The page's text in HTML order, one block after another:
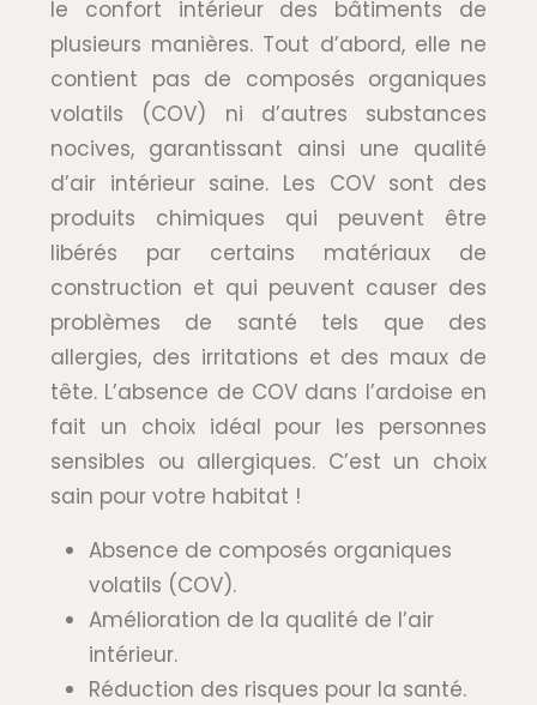
le confort intérieur des bâtiments de
plusieurs manières. Tout d’abord, elle ne
contient pas de composés organiques
volatils (COV) ni d’autres substances
nocives, garantissant ainsi une qualité
d’air intérieur saine. Les COV sont des
produits chimiques qui peuvent être
libérés par certains matériaux de
construction et qui peuvent causer des
problèmes de santé tels que des
allergies, des irritations et des maux de
tête. L’absence de COV dans l’ardoise en
fait un choix idéal pour les personnes
sensibles ou allergiques. C’est un choix
sain pour votre habitat !
Absence de composés organiques
volatils (COV).
Amélioration de la qualité de l’air
intérieur.
Réduction des risques pour la santé.